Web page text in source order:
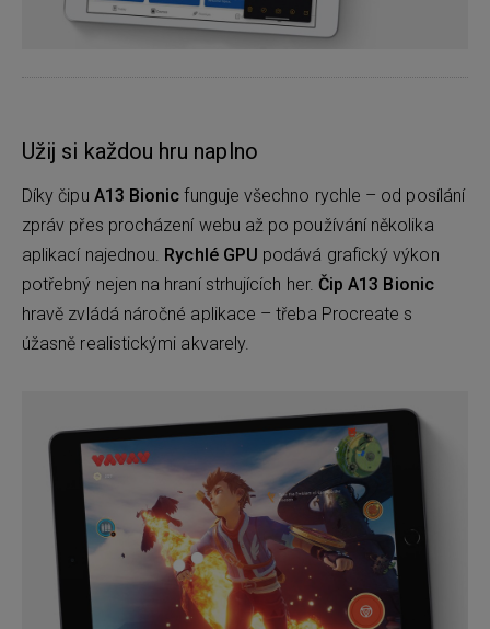
Užij si každou hru naplno
Díky čipu A13 Bionic funguje všechno rychle – od posílání
zpráv přes procházení webu až po používání několika
aplikací najednou. Rychlé GPU podává grafický výkon
potřebný nejen na hraní strhujících her. Čip A13 Bionic
hravě zvládá náročné aplikace – třeba Procreate s
úžasně realistickými akvarely.